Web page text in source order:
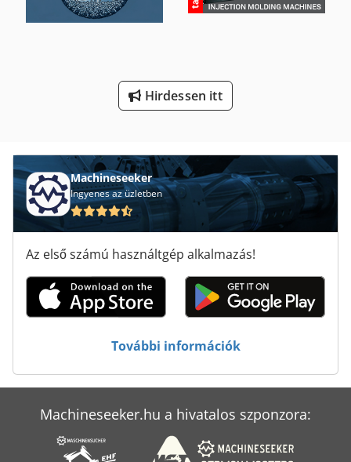
Szalagfűrész Gép
Építési És Bontási Hulladékot
Hirdessen itt
Machineseeker
Ingyenes az üzletben
Az első számú használtgép alkalmazás!
További információk
Machineseeker.hu a hivatalos szponzora: